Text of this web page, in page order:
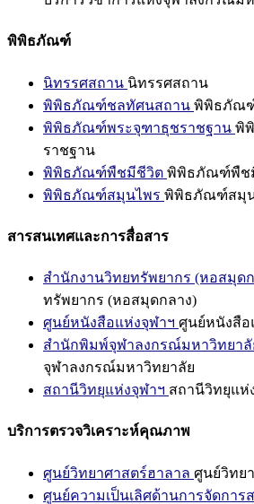
พิพิธภัณฑ์
นิทรรศสถาน นิทรรศสถาน
พิพิธภัณฑ์ชลทัศนสถาน พิพิธภัณ
พิพิธภัณฑ์พระจุฑาธุชราชฐาน พิ
ราชฐาน
พิพิธภัณฑ์พืชมีชีวิต พิพิธภัณฑ์พืช
พิพิธภัณฑ์สมุนไพร พิพิธภัณฑ์สมุ
สารสนเทศและการสื่อสาร
สำนักงานวิทยทรัพยากร (หอสมุด
ทรัพยากร (หอสมุดกลาง)
ศูนย์หนังสือแห่งจุฬาฯ ศูนย์หนังสือ
สำนักพิมพ์จุฬาลงกรณ์มหาวิทยาลั
จุฬาลงกรณ์มหาวิทยาลัย
สถานีวิทยุแห่งจุฬาฯ สถานีวิทยุแห่
บริการตรวจวิเคราะห์คุณภาพ
ศูนย์วิทยาศาสตร์ฮาลาล ศูนย์วิทย
ศูนย์ความเป็นเลิศด้านการจัดการ